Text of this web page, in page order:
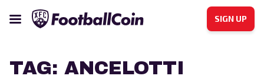
SIGN UP
TAG: ANCELOTTI